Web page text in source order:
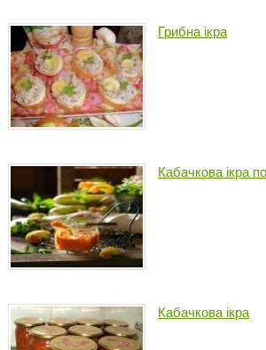
Грибна ікра
Кабачкова ікра
Кабачкова ікра